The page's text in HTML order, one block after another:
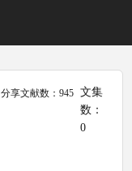
分享文献数：945 文集
数：
0